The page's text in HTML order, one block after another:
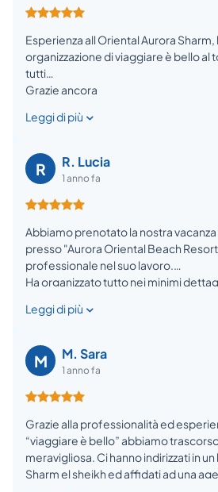
Esperienza all Oriental Aurora
organizzazione di viaggiare è bello al
tutti
Grazie ancora
Leggi di più
R R. Lucia
1 anno fa
Abbiamo prenotato la nostra vacanza
presso "Aurora Oriental Beach
professionale nel suo lavoro.
Ha organizzato tutto nei minimi
Prima della partenza abbiamo anche
Sharm.
Se volete vivere una bella esperienza
Leggi di più
M M. Sara
1 anno fa
Grazie alla professionalità ed
“viaggiare è bello” abbiamo
meravigliosa. Ci hanno indirizzati in
Sharm el sheikh ed affidati ad una